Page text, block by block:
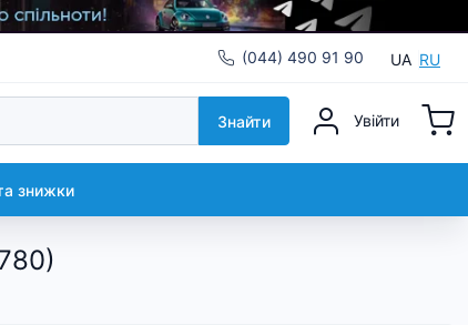
(044) 490 91 90 UA RU
Знайти Увійти
знижки